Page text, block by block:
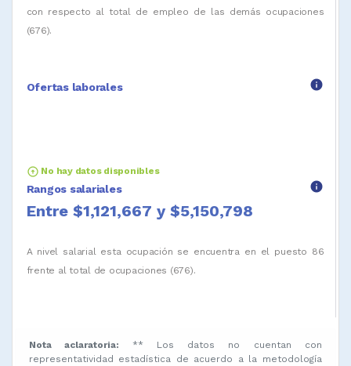
con respecto al total de empleo de las demás ocupaciones
(676).
Ofertas laborales info
arrow_circle_up No hay datos disponibles
Rangos salariales info
Entre $1,121,667 y $5,150,798
A nivel salarial esta ocupación se encuentra en el puesto 86
frente al total de ocupaciones (676).
Nota aclaratoria:
** Los datos no cuentan con
representatividad estadística de acuerdo a la metodología